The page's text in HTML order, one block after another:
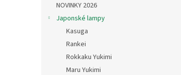
NOVINKY 2026
Japonské lampy
Kasuga
Rankei
Rokkaku Yukimi
Maru Yukimi